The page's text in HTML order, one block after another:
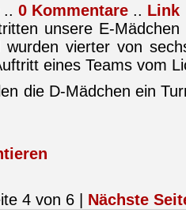
.. 0 Kommentare .. Link
unsere E-
wurden vierter von
eines Teams vom
die D-Mädchen ein
4 von 6 | Nächste